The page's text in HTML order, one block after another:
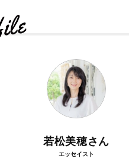
若松美穂さん
エッセイスト